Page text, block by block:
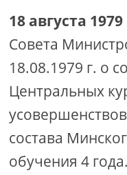
18 августа 1979
Совета
18.08.1979 г. о
Центральных
состава
обучения 4 года.